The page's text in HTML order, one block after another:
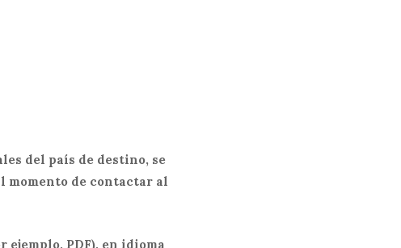
del país de destino, se
momento de contactar al
PDF), en idioma